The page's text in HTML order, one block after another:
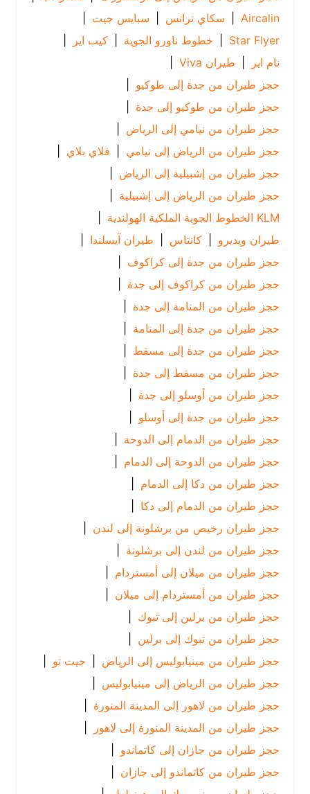
Aircalin
| سكاي ترانس | سبايس جيت
|
Star Flyer
| خطوط ناورو الجوية | كيب اير |
| طيران Viva
|
حجز طيران من جدة إلى طوكيو |
حجز طيران من طوكيو إلى جدة
حجز طيران من نيامي إلى الرياض
|
حجز طيران من الرياض إلى نيامي | فلاي بلاي
حجز طيران من إشبيلية إلى الرياض
|
حجز طيران من الرياض إلى إشبيلية |
|
طيران ويديرو
| كانتاس | طيران آيسلندا |
حجز طيران من جدة إلى كراكوف |
حجز طيران من كراكوف إلى جدة
حجز طيران من المنامة إلى جدة
حجز طيران من جدة إلى المنامة |
حجز طيران من جدة إلى مسقط |
حجز طيران من مسقط إلى جدة
حجز طيران من أوسلو إلى جدة
حجز طيران من جدة إلى أوسلو
|
حجز طيران من الدمام إلى الدوحة |
حجز طيران من الدوحة إلى الدمام
|
حجز طيران من دكا إلى الدمام
|
حجز طيران من الدمام إلى دكا |
حجز طيران رخيص من برشلونة إلى لندن
|
حجز طيران من لندن إلى برشلونة
|
حجز طيران من ميلان إلى أمستردام |
حجز طيران من أمستردام إلى ميلان |
حجز طيران من برلين إلى تبوك
|
حجز طيران من تبوك إلى برلين |
حجز طيران من مينيابوليس إلى الرياض
| جيت تو |
حجز طيران من الرياض إلى مينيابوليس |
حجز طيران من لاهور إلى المدينة المنورة |
حجز طيران من المدينة المنورة إلى لاهور |
حجز طيران من جازان إلى كاتماندو |
حجز طيران من كاتماندو إلى جازان
|